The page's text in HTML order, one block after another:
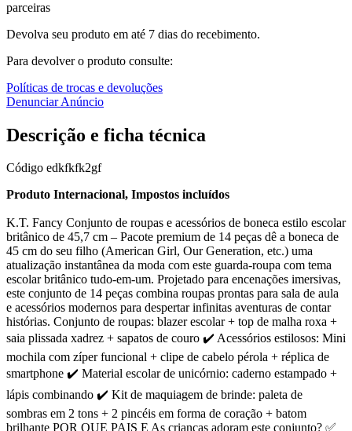
parceiras
Devolva seu produto em até 7 dias do recebimento.
Para devolver o produto consulte:
Políticas de trocas e devoluções
Denunciar Anúncio
Descrição e ficha técnica
Código edkfkfk2gf
Produto Internacional, Impostos incluídos
K.T. Fancy Conjunto de roupas e acessórios de boneca estilo escolar
britânico de 45,7 cm – Pacote premium de 14 peças dê a boneca de
45 cm do seu filho (American Girl, Our Generation, etc.) uma
atualização instantânea da moda com este guarda-roupa com tema
escolar britânico tudo-em-um. Projetado para encenações imersivas,
este conjunto de 14 peças combina roupas prontas para sala de aula
e acessórios modernos para despertar infinitas aventuras de contar
histórias. Conjunto de roupas: blazer escolar + top de malha roxa +
saia plissada xadrez + sapatos de couro ✔️ Acessórios estilosos: Mini
mochila com zíper funcional + clipe de cabelo pérola + réplica de
smartphone ✔️ Material escolar de unicórnio: caderno estampado +
lápis combinando ✔️ Kit de maquiagem de brinde: paleta de
sombras em 2 tons + 2 pincéis em forma de coração + batom
brilhante POR QUE PAIS E As crianças adoram este conjunto? ✅